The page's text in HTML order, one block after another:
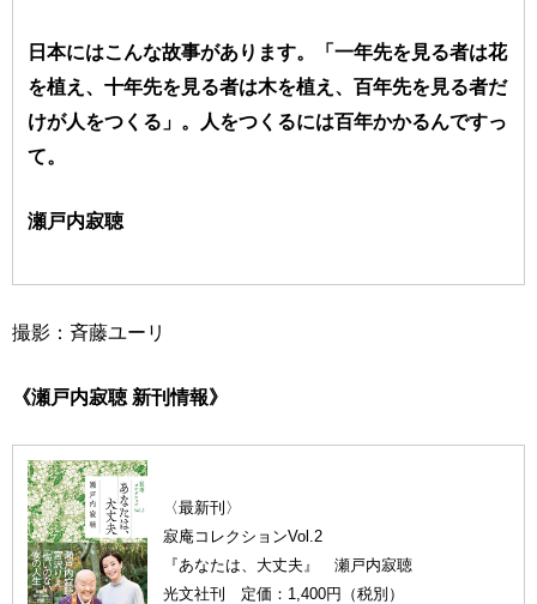
日本にはこんな故事があります。「一年先を見る者は花
を植え、十年先を見る者は木を植え、百年先を見る者だ
けが人をつくる」。人をつくるには百年かかるんですっ
て。
瀬戸内寂聴
撮影：斉藤ユーリ
《瀬戸内寂聴 新刊情報》
〈最新刊〉
寂庵コレクションVol.2
『あなたは、大丈夫』 瀬戸内寂聴
光文社刊 定価：1,400円（税別）